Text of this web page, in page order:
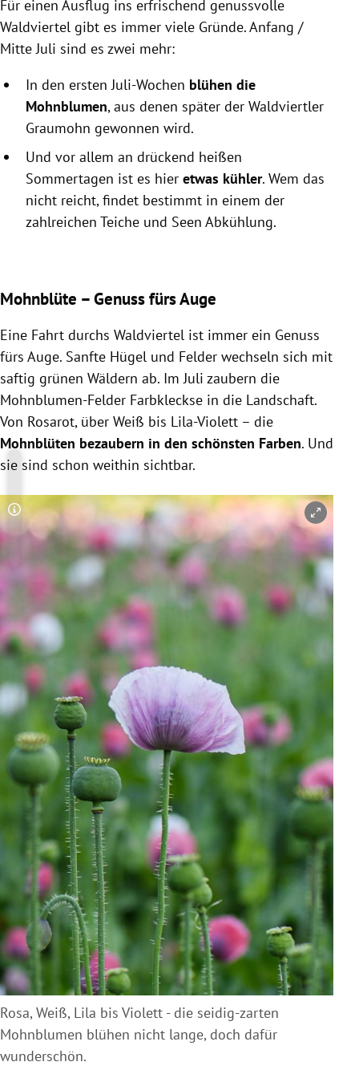
Für einen Ausflug ins erfrischend genussvolle
Waldviertel gibt es immer viele Gründe. Anfang /
Mitte Juli sind es zwei mehr:
In den ersten Juli-Wochen blühen die
Mohnblumen, aus denen später der Waldviertler
Graumohn gewonnen wird.
Und vor allem an drückend heißen
Sommertagen ist es hier etwas kühler. Wem das
nicht reicht, findet bestimmt in einem der
zahlreichen Teiche und Seen Abkühlung.
Mohnblüte – Genuss fürs Auge
Eine Fahrt durchs Waldviertel ist immer ein Genuss
fürs Auge. Sanfte Hügel und Felder wechseln sich mit
saftig grünen Wäldern ab. Im Juli zaubern die
Mohnblumen-Felder Farbkleckse in die Landschaft.
Von Rosarot, über Weiß bis Lila-Violett – die
Mohnblüten bezaubern in den schönsten Farben. Und
sie sind schon weithin sichtbar.
Copyright-Hinweis öffnen/schließen
Rosa, Weiß, Lila bis Violett - die seidig-zarten
Mohnblumen blühen nicht lange, doch dafür
wunderschön.